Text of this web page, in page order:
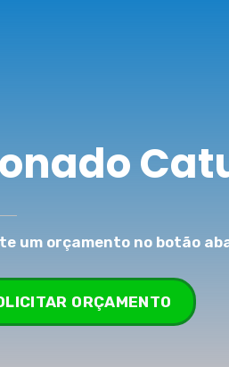
um orçamento no botão
ORÇAMENTO